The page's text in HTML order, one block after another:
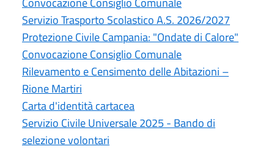
Servizio Trasporto Scolastico A.S. 2026/2027
Protezione Civile Campania: "Ondate di Calore"
Convocazione Consiglio Comunale
Rilevamento e Censimento delle Abitazioni –
Rione Martiri
Carta d'identità cartacea
Servizio Civile Universale 2025 - Bando di
selezione volontari